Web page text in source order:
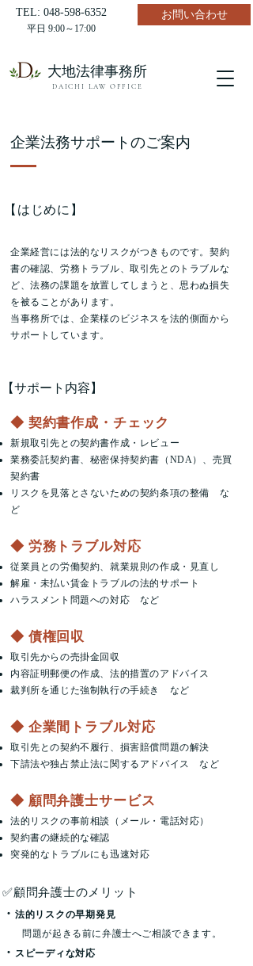
TEL: 048-598-6352
平日 9:00～17:00
お問い合わせ
DAICHI LAW OFFICE
​大地法律事務所
企業法務サポートのご案内
​【はじめに】
企業経営には法的なリスクがつきものです。契約
書の確認、労務トラブル、取引先とのトラブルな
ど、法務の課題を放置してしまうと、思わぬ損失
を被ることがあります。
当事務所では、企業様のビジネスを法的側面から
サポートしています。
【サポート内容】
◆ 契約書作成・チェック
新規取引先との契約書作成・レビュー
業務委託契約書、秘密保持契約書（NDA）、売買
契約書
リスクを見落とさないための契約条項の整備 な
ど
◆ 労務トラブル対応
従業員との労働契約、就業規則の作成・見直し
解雇・未払い賃金トラブルの法的サポート
ハラスメント問題への対応 など
◆ 債権回収
取引先からの売掛金回収
内容証明郵便の作成、法的措置のアドバイス
裁判所を通じた強制執行の手続き など
◆ 企業間トラブル対応
取引先との契約不履行、損害賠償問題の解決
下請法や独占禁止法に関するアドバイス など
◆ 顧問弁護士サービス
法的リスクの事前相談（メール・電話対応）
契約書の継続的な確認
突発的なトラブルにも迅速対応
✅顧問弁護士のメリット
・ 法的リスクの早期発見
問題が起きる前に弁護士へご相談できます。​
・ スピーディな対応